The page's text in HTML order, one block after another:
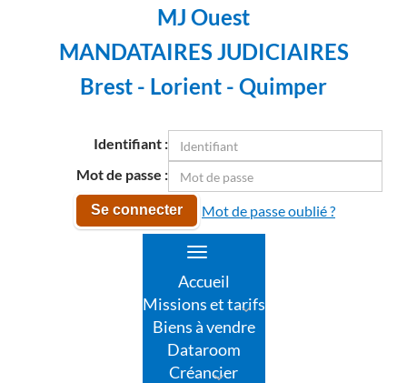
MJ Ouest
MANDATAIRES JUDICIAIRES
Brest - Lorient - Quimper
Identifiant :
Mot de passe :
Se connecter Mot de passe oublié ?
Toggle
navigation
Accueil
Missions et tarifs
Biens à vendre
Dataroom
Créancier